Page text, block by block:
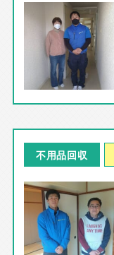
不用品回収